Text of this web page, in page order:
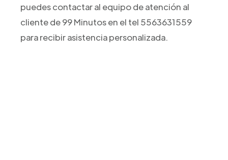
puedes contactar al equipo de atención al
cliente de 99 Minutos en el tel 5563631559
para recibir asistencia personalizada.